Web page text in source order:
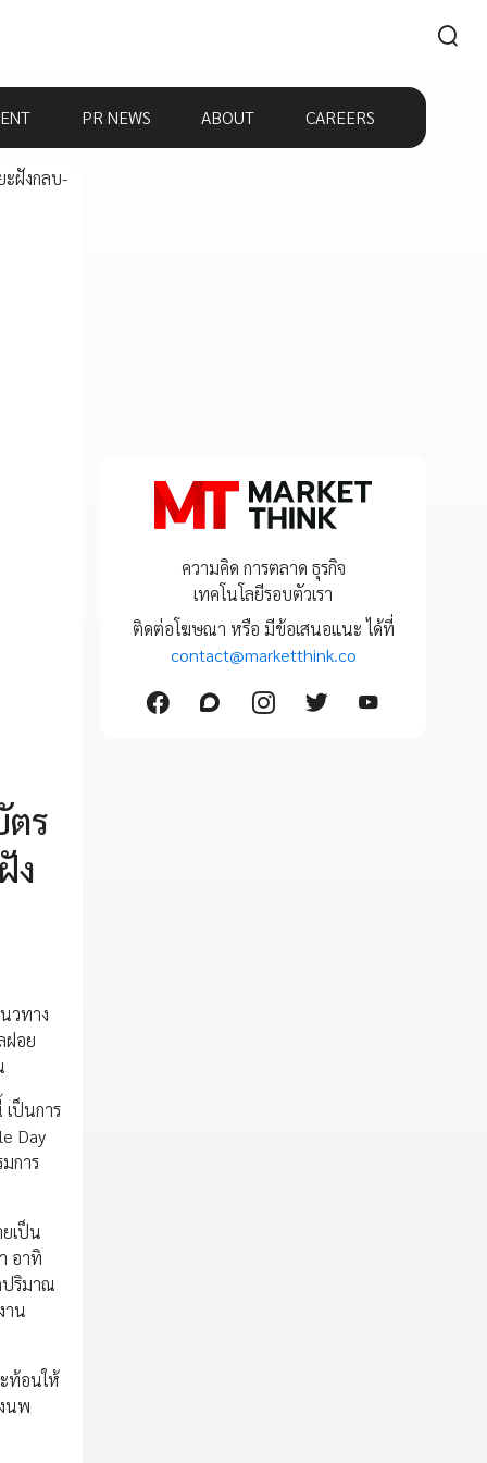
PR NEWS ABOUT CAREERS
ร
ง
วทาง
ฝอย
ป็นการ
Day
การ
เป็น
อาทิ
ปริมาณ
าน
ท้อนให้
นพ
ความคิด การตลาด ธุรกิจ
เทคโนโลยีรอบตัวเรา
ติดต่อโฆษณา หรือ มีข้อเสนอแนะ ได้ที่
contact@marketthink.co